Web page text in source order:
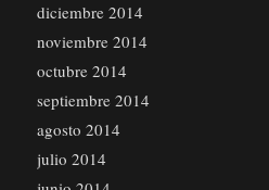
diciembre 2014
noviembre 2014
octubre 2014
septiembre 2014
agosto 2014
julio 2014